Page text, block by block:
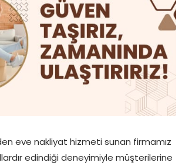
eve nakliyat hizmeti sunan firmamız
edindiği deneyimiyle müşterilerine